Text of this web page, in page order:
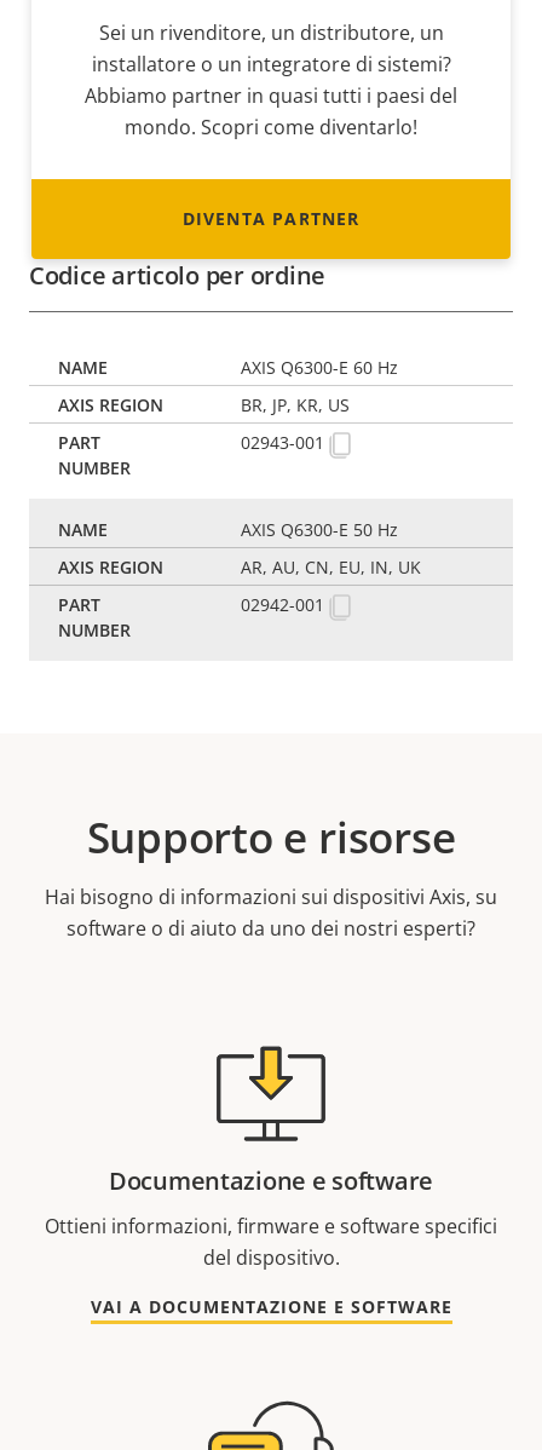
Sei un rivenditore, un distributore, un
installatore o un integratore di sistemi?
Abbiamo partner in quasi tutti i paesi del
mondo. Scopri come diventarlo!
DIVENTA PARTNER
Codice articolo per ordine
AXIS Q6300-E 60 Hz
BR, JP, KR, US
02943-001
AXIS Q6300-E 50 Hz
AR, AU, CN, EU, IN, UK
02942-001
Supporto e risorse
Hai bisogno di informazioni sui dispositivi Axis, su
software o di aiuto da uno dei nostri esperti?
Documentazione e software
Ottieni informazioni, firmware e software specifici
del dispositivo.
VAI A DOCUMENTAZIONE E SOFTWARE